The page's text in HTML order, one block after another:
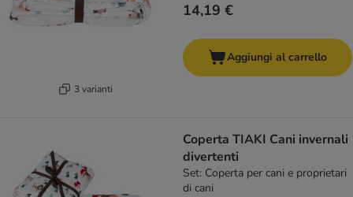
3 varianti
14,19 €
Aggiungi al carrello
Coperta TIAKI Cani invernali
divertenti
Set: Coperta per cani e proprietari
di cani